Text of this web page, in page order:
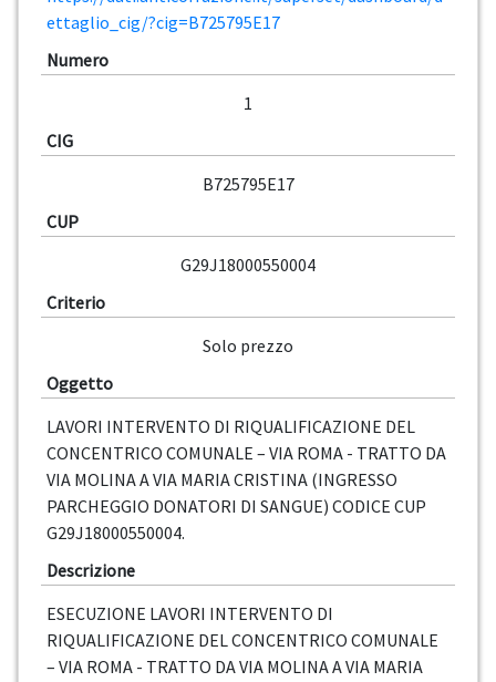
ettaglio_cig/?cig=B725795E17
Numero
1
CIG
B725795E17
CUP
G29J18000550004
Criterio
Solo prezzo
Oggetto
LAVORI INTERVENTO DI RIQUALIFICAZIONE DEL
CONCENTRICO COMUNALE – VIA ROMA - TRATTO DA
VIA MOLINA A VIA MARIA CRISTINA (INGRESSO
PARCHEGGIO DONATORI DI SANGUE) CODICE CUP
G29J18000550004.
Descrizione
ESECUZIONE LAVORI INTERVENTO DI
RIQUALIFICAZIONE DEL CONCENTRICO COMUNALE
– VIA ROMA - TRATTO DA VIA MOLINA A VIA MARIA